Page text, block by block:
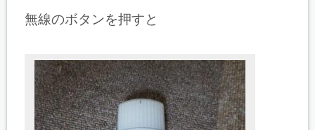
無線のボタンを押すと